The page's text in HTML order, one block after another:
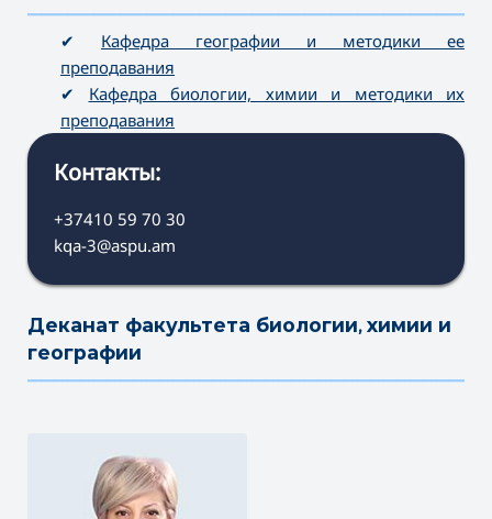
✔ Кафедра географии и методики ее
преподавания
✔ Кафедра биологии, химии и методики их
преподавания
Контакты:
+37410 59 70 30
kqa-3@aspu.am
Деканат факультета биологии, химии и
географии